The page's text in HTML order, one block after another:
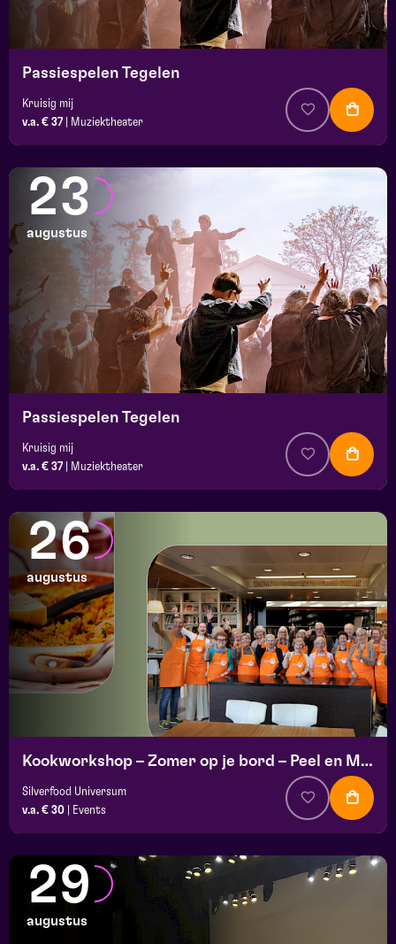
Passiespelen Tegelen
Kruisig mij
v.a. € 37
Muziektheater
23
augustus
Passiespelen Tegelen
Kruisig mij
v.a. € 37
Muziektheater
26
augustus
Kookworkshop – Zomer op je bord – Peel en Maas
Silverfood Universum
v.a. € 30
Events
29
augustus